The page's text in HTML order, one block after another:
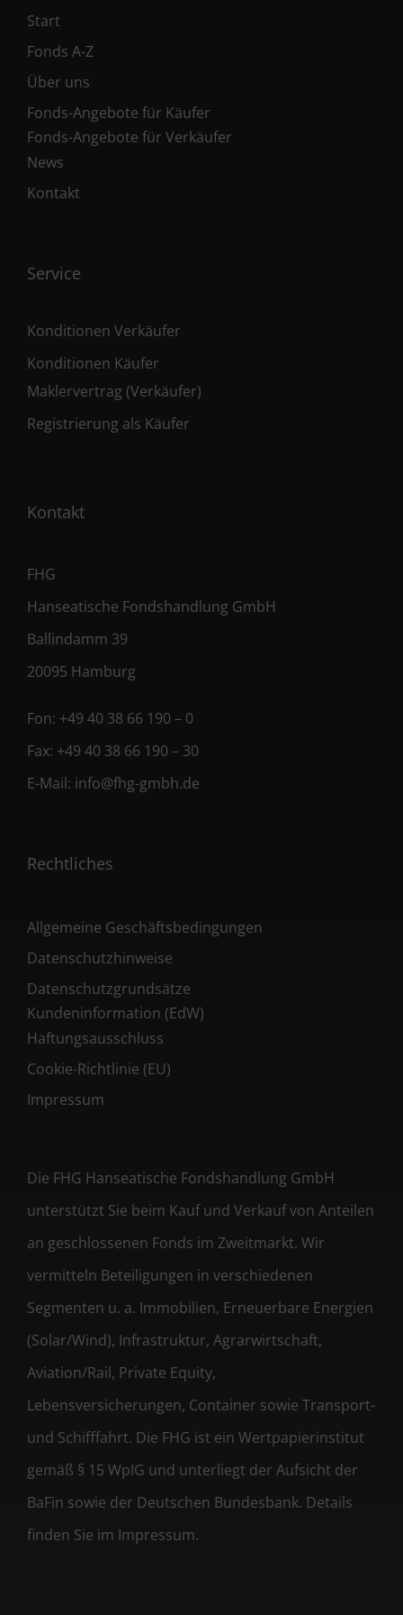
Start
Fonds A-Z
Über uns
Fonds-Angebote für Käufer
Fonds-Angebote für Verkäufer
News
Kontakt
Service
Konditionen Verkäufer
Konditionen Käufer
Maklervertrag (Verkäufer)
Registrierung als Käufer
Kontakt
FHG
Hanseatische Fondshandlung GmbH
Ballindamm 39
20095 Hamburg
Fon: +49 40 38 66 190 – 0
Fax: +49 40 38 66 190 – 30
E-Mail: info@fhg-gmbh.de
Rechtliches
Allgemeine Geschäftsbedingungen
Datenschutzhinweise
Datenschutzgrundsätze
Kundeninformation (EdW)
Haftungsausschluss
Cookie-Richtlinie (EU)
Impressum
Die FHG Hanseatische Fondshandlung GmbH
unterstützt Sie beim Kauf und Verkauf von Anteilen
an geschlossenen Fonds im Zweitmarkt. Wir
vermitteln Beteiligungen in verschiedenen
Segmenten u. a. Immobilien, Erneuerbare Energien
(Solar/Wind), Infrastruktur, Agrarwirtschaft,
Aviation/Rail, Private Equity,
Lebensversicherungen, Container sowie Transport-
und Schifffahrt. Die FHG ist ein Wertpapierinstitut
gemäß § 15 WpIG und unterliegt der Aufsicht der
BaFin sowie der Deutschen Bundesbank. Details
finden Sie im Impressum.